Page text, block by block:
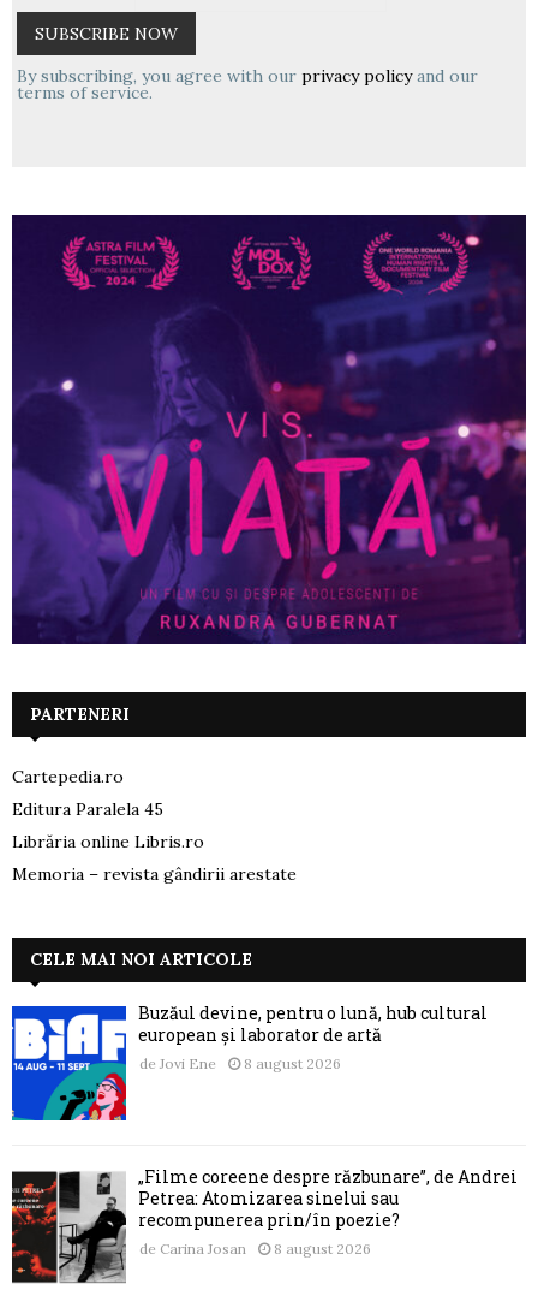
By subscribing, you agree with our privacy policyand our
terms of service.
PARTENERI
Cartepedia.ro
Editura Paralela 45
Librăria online Libris.ro
Memoria – revista gândirii arestate
CELE MAI NOI ARTICOLE
Buzăul devine, pentru o lună, hub cultural
european și laborator de artă
de Jovi Ene 8 august 2026
„Filme coreene despre răzbunare”, de Andrei
Petrea: Atomizarea sinelui sau
recompunerea prin/în poezie?
de Carina Josan 8 august 2026